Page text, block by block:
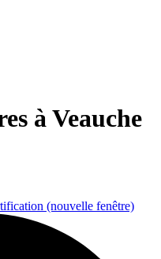
à Veauche
(nouvelle fenêtre)